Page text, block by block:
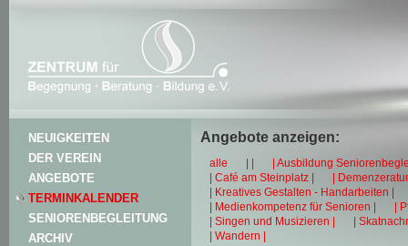
NEUIGKEITEN
DER VEREIN
ANGEBOTE
TERMINKALENDER
SENIORENBEGLEITUNG
ARCHIV
Angebote anzeigen:
alle | |
| Ausbildung
| Café am Steinplatz |
|
| Kreatives Gestalten - Handarbeiten |
| Medienkompetenz für Senioren |
|
| Singen und Musizieren |
|
| Wandern |